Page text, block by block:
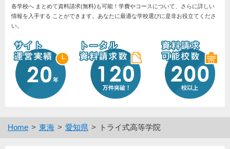
各学校へ まとめて資料請求(無料)も可能！学費やコースについて、さらに詳しい
情報を入手する ことができます。あなたに最適な学校選びに是非お役立てくださ
い。
Home 東海 愛知県 トライ式高等学院